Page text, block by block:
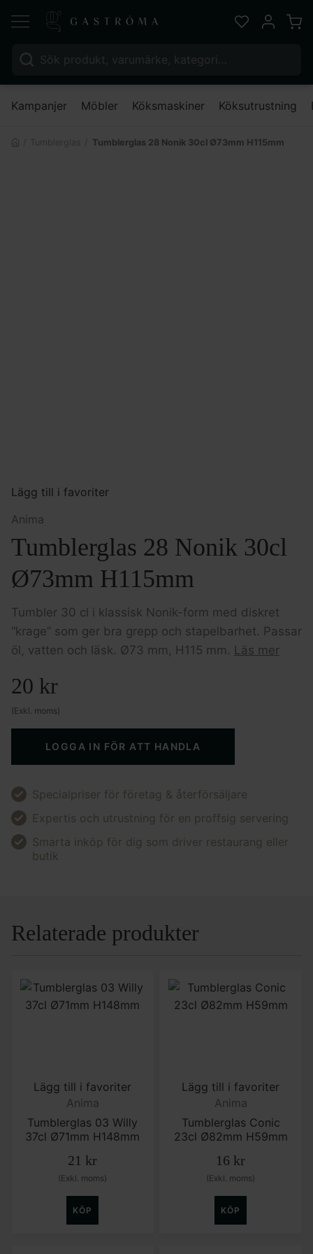
Sök efter:
Favoriter
Mitt
Kampanjer Möbler Köksmaskiner Köksutrustning
Tumblerglas 28 Nonik 30cl Ø73mm H115mm
Lägg till i favoriter
Anima
Tumblerglas 28 Nonik 30cl
Ø73mm H115mm
Tumbler 30 cl i klassisk Nonik-form med diskret
“krage” som ger bra grepp och stapelbarhet. Passar
öl, vatten och läsk. Ø73 mm, H115 mm. Läs mer
20 kr
(Exkl. moms)
LOGGA IN FÖR ATT HANDLA
Specialpriser för företag & återförsäljare
Expertis och utrustning för en proffsig servering
Smarta inköp för dig som driver restaurang eller
butik
Relaterade produkter
Lägg till i favoriter
Anima
Tumblerglas 03 Willy
37cl Ø71mm H148mm
21 kr
(Exkl. moms)
KÖP
Lägg till i favoriter
Anima
Tumblerglas Conic
23cl Ø82mm H59mm
16 kr
(Exkl. moms)
KÖP